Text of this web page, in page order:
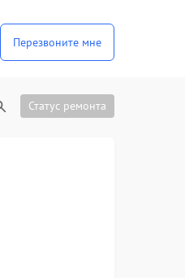
Перезвоните мне
Статус ремонта